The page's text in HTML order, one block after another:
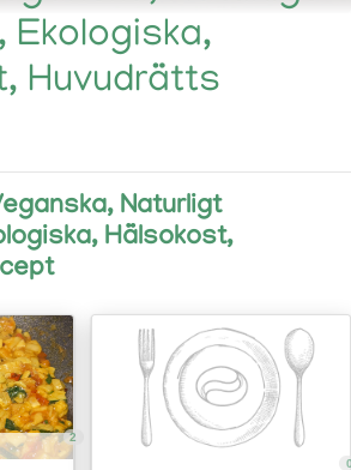
Ekologiska,
Huvudrätts
Naturligt
Hälsokost,
2